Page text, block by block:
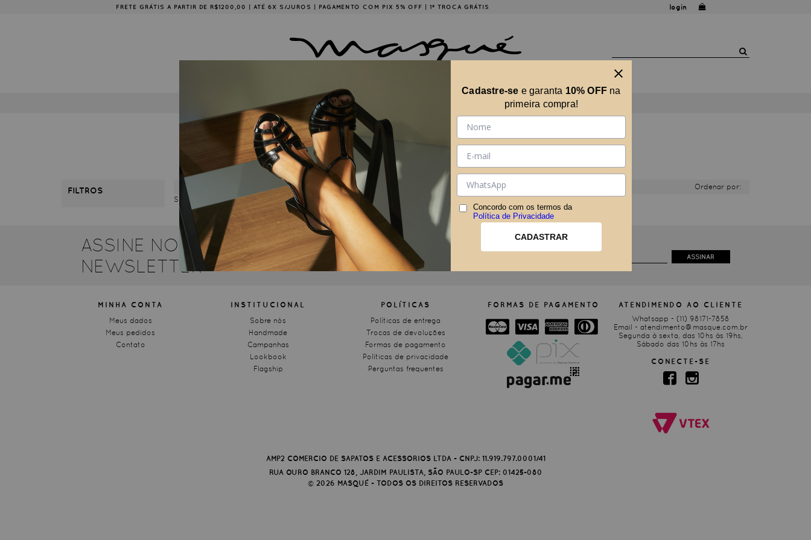
FRETE GRÁTIS A PARTIR DE R$1200,00 | ATÉ 6X S/JUROS | PAGAMENTO COM PIX 5% OFF | 1ª TROCA GRÁTIS login
COLEÇÕES COLLABS CONTATO
FILTROS
Ordenar por:
Sua busca não encontrou nenhum resultado.
ASSINE NOSSA
NEWSLETTER
ASSINAR
MINHA CONTA
Meus dados
Meus pedidos
Contato
INSTITUCIONAL
Sobre nós
Handmade
Campanhas
Lookbook
Flagship
POLÍTICAS
Políticas de entrega
Trocas de devoluções
Formas de pagamento
Políticas de privacidade
Perguntas frequentes
FORMAS DE PAGAMENTO ATENDIMENDO AO CLIENTE
Whatsapp - (11) 98171-7858
Email - atendimento@masque.com.br
Segunda à sexta, das 10hs às 19hs,
Sábado das 10hs às 17hs
CONECTE-SE
AMP2 COMERCIO DE SAPATOS E ACESSORIOS LTDA - CNPJ: 11.919.797.0001/41
RUA OURO BRANCO 128, JARDIM PAULISTA, SÃO PAULO-SP CEP: 01425-080
2026 MASQUÉ - TODOS OS DIREITOS RESERVADOS
Cadastre-se e garanta 10% OFF na
primeira compra!
Concordo com os termos da
Política de Privacidade
CADASTRAR